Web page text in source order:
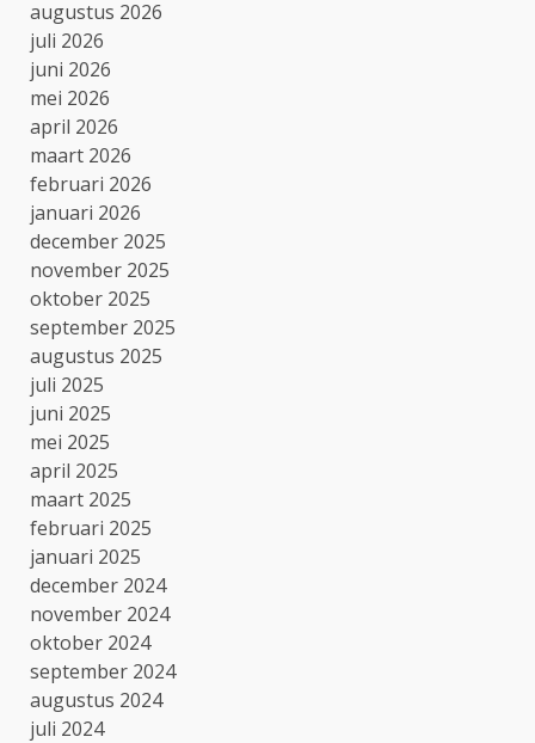
augustus 2026
juli 2026
juni 2026
mei 2026
april 2026
maart 2026
februari 2026
januari 2026
december 2025
november 2025
oktober 2025
september 2025
augustus 2025
juli 2025
juni 2025
mei 2025
april 2025
maart 2025
februari 2025
januari 2025
december 2024
november 2024
oktober 2024
september 2024
augustus 2024
juli 2024